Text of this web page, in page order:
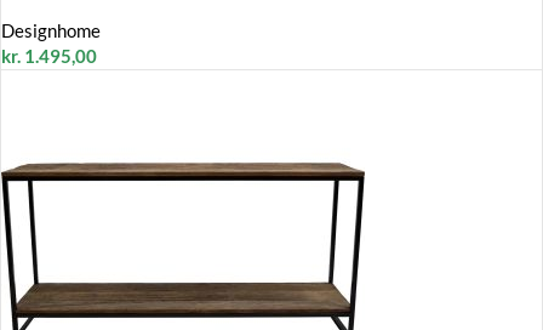
Designhome
kr. 1.495,00